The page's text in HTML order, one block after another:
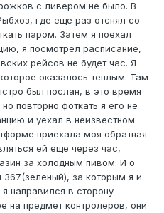
с ливером не было. В
где еще раз отснял со
паром. Затем я поехал
я посмотрел расписание,
рейсов не будет час. Я
оказалось теплым. Там
был послан, в это время
повторно фоткать я его не
и уехал в неизвестном
приехала моя обратная
ей еще через час,
за холодным пивом. И о
367(зеленый), за которым я и
направился в сторону
на предмет контролеров, они